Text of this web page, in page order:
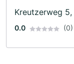
Kreutzerweg
0.0 (0)